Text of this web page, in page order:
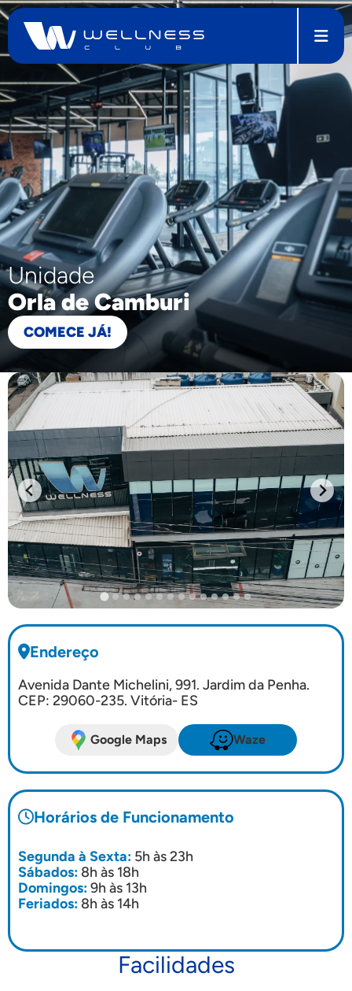
Unidade
Orla de Camburi
COMECE JÁ!
Endereço
Avenida Dante Michelini, 991. Jardim da Penha.
CEP: 29060-235. Vitória- ES
Google Maps Waze
Horários de Funcionamento
Segunda à Sexta: 5h às 23h
Sábados: 8h às 18h
Domingos: 9h às 13h
Feriados: 8h às 14h
Facilidades